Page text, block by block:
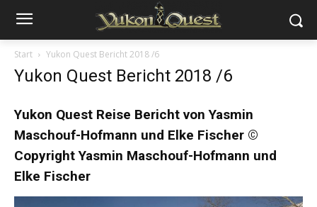
Start Yukon Quest Bericht 2018 /6
Yukon Quest Bericht 2018 /6
Yukon Quest Reise Bericht von Yasmin
Maschouf-Hofmann und Elke Fischer ©
Copyright Yasmin Maschouf-Hofmann und
Elke Fischer